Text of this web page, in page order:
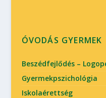
ÓVODÁS GYERMEK
Beszédfejlődés –
Gyermekpszichológia
Iskolaérettség